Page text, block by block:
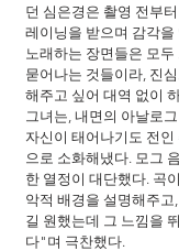
던 심은경은 촬영 전부
레이닝을 받으며 감각
노래하는 장면들은 모
묻어나는 것들이라, 진
해주고 싶어 대역 없이
그녀는, 내면의 아날로
자신이 태어나기도 전
으로 소화해냈다. 모그
한 열정이 대단했다. 곡
악적 배경을 설명해주
길 원했는데 그 느낌을
다"며 극찬했다.